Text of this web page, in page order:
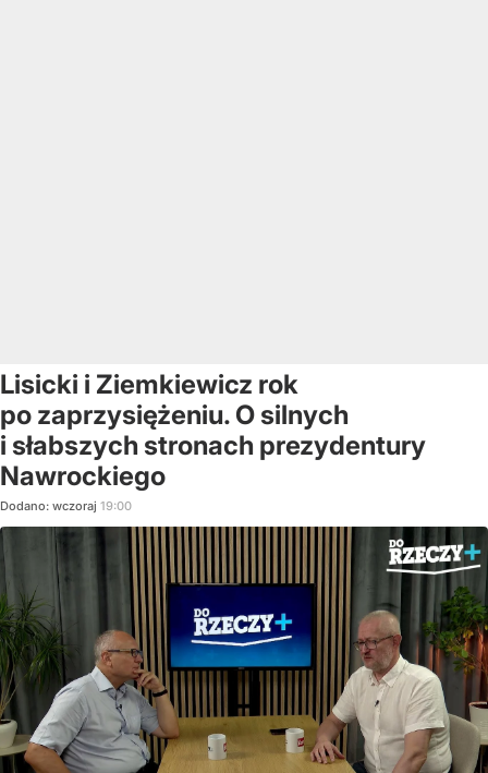
Lisicki i Ziemkiewicz rok
po zaprzysiężeniu. O silnych
i słabszych stronach prezydentury
Nawrockiego
Dodano: wczoraj 19:00